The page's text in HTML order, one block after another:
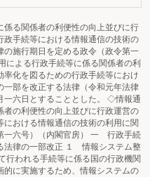
る関係者の利便性の向上並びに行
手続等における情報通信の技術の
施行期日を定める政令（政令第一
による行政手続等に係る関係者の利
化を図るための行政手続等におけ
部を改正する法律（令和元年法律
一六日とすることとした。 ◇情報通
の利便性の向上並びに行政運営の
おける情報通信の技術の利用に関
一六号）（内閣官房） 一 行政手続
法律の一部改正 １ 情報システム整
行われる手続等に係る国の行政機関
に実施するため、情報システムの